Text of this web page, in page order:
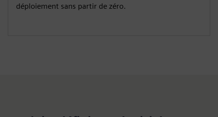
déploiement sans partir de zéro.